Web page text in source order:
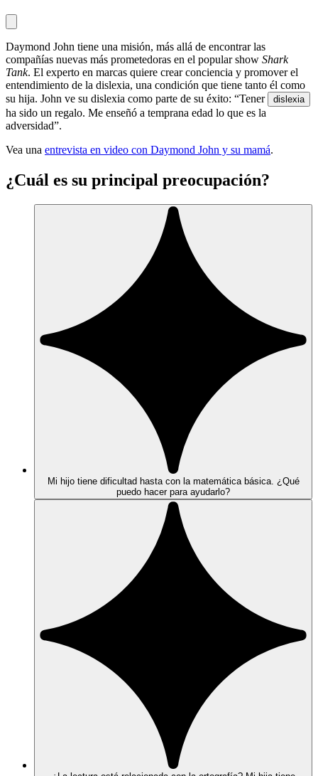
Daymond John tiene una misión, más allá de encontrar las
compañías nuevas más prometedoras en el popular show Shark
Tank. El experto en marcas quiere crear conciencia y promover el
entendimiento de la dislexia, una condición que tiene tanto él como
su hija. John ve su dislexia como parte de su éxito: “Tener
dislexia
ha sido un regalo. Me enseñó a temprana edad lo que es la
adversidad”.
Vea una entrevista en video con Daymond John y su mamá.
¿Cuál es su principal preocupación?
Mi hijo tiene dificultad hasta con la matemática básica. ¿Qué
puedo hacer para ayudarlo?